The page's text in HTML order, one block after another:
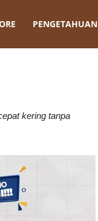
PENGETAHUAN
kering tanpa